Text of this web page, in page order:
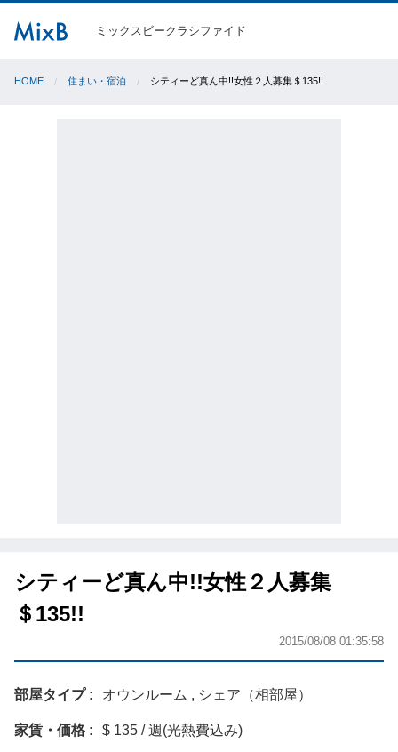
ミックスビークラシファイド
HOME 住まい・宿泊 シティーど真ん中!!女性２人募集＄135!!
シティーど真ん中!!女性２人募集
＄135!!
2015/08/08 01:35:58
部屋タイプ オウンルーム , シェア（相部屋）
家賃・価格 $ 135 / 週(光熱費込み)